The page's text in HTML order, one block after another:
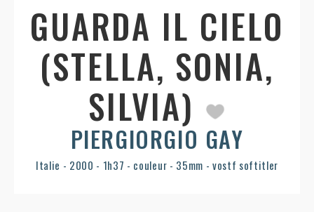
GUARDA IL CIELO
(STELLA, SONIA,
SILVIA)
PIERGIORGIO GAY
Italie - 2000 - 1h37 - couleur - 35mm - vostf softitler